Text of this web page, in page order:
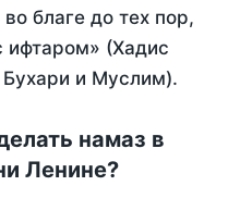
благе до тех пор,
ифтаром» (Хадис
и Муслим).
намаз в
Ленине?